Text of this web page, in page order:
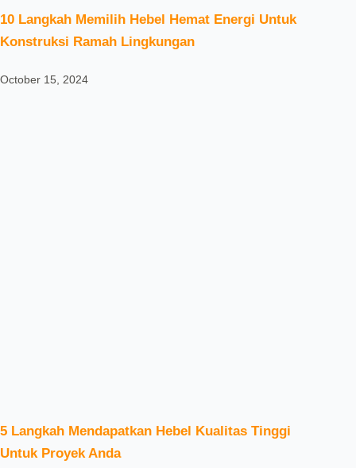
10 Langkah Memilih Hebel Hemat Energi Untuk
Konstruksi Ramah Lingkungan
October 15, 2024
5 Langkah Mendapatkan Hebel Kualitas Tinggi
Untuk Proyek Anda